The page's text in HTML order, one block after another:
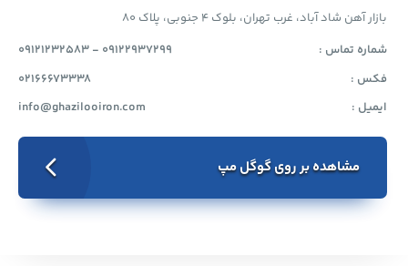
بازار آهن شاد آباد، غرب تهران، بلوک 4 جنوبی، پلاک 80
شماره تماس :
09121232583 - 09122937299
فکس :
02166673338
ایمیل :
info@ghazilooiron.com
مشاهده بر روی گوگل مپ